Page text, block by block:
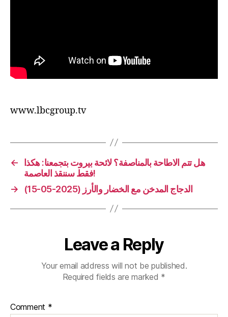
www.lbcgroup.tv
←
هل تتم الاطاحة بالمناصفة؟ لائحة بيروت بتجمعنا: هكذا
فقط سننقذ العاصمة!
→
الدجاج المدخن مع الخضار والأرز (2025-05-15)
Leave a Reply
Your email address will not be published.
Required fields are marked *
Comment *